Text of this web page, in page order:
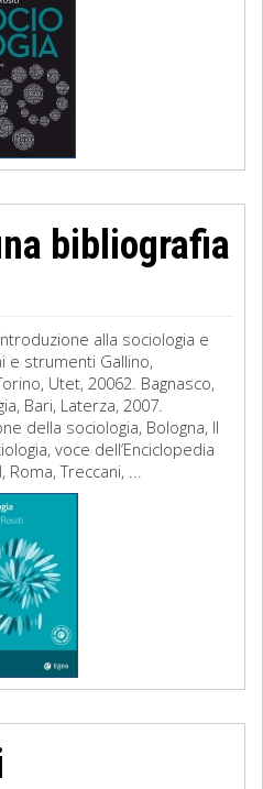
bibliografia
alla sociologia e
strumenti Gallino,
Utet, 20062. Bagnasco,
Bari, Laterza, 2007.
della sociologia, Bologna, Il
voce dell’Enciclopedia
Roma, Treccani, ...